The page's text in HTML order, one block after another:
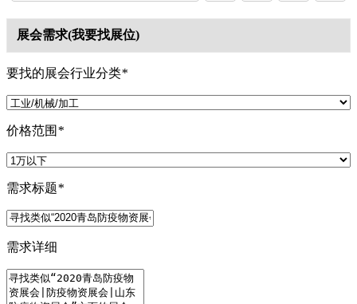
展会需求(我要找展位)
要找的展会行业分类*
价格范围 *
需求标题*
需求详细